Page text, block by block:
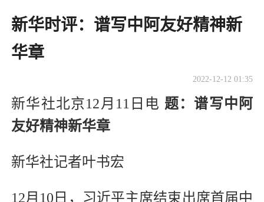
新华时评：谱写中阿友好精神新
华章
2022-12-12 01:35
新华社北京12月11日电 题：谱写中阿
友好精神新华章
新华社记者叶书宏
12月10日，习近平主席结束出席首届中